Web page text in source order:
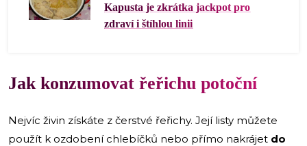
Kapusta je zkrátka jackpot pro
zdraví i štíhlou linii
Jak konzumovat řeřichu potoční
Nejvíc živin získáte z čerstvé řeřichy. Její listy můžete
použít k ozdobení chlebíčků nebo přímo nakrájet do